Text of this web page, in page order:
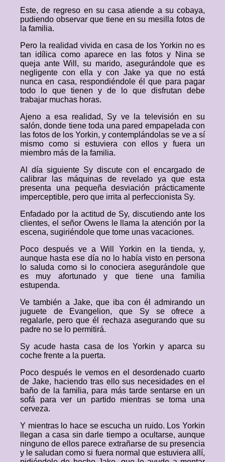
Este, de regreso en su casa atiende a su cobaya,
pudiendo observar que tiene en su mesilla fotos de
la familia.
Pero la realidad vivida en casa de los Yorkin no es
tan idílica como aparece en las fotos y Nina se
queja ante Will, su marido, asegurándole que es
negligente con ella y con Jake ya que no está
nunca en casa, respondiéndole él que para pagar
todo lo que tienen y de lo que disfrutan debe
trabajar muchas horas.
Ajeno a esa realidad, Sy ve la televisión en su
salón, donde tiene toda una pared empapelada con
las fotos de los Yorkin, y contemplándolas se ve a sí
mismo como si estuviera con ellos y fuera un
miembro más de la familia.
Al día siguiente Sy discute con el encargado de
calibrar las máquinas de revelado ya que esta
presenta una pequeña desviación prácticamente
imperceptible, pero que irrita al perfeccionista Sy.
Enfadado por la actitud de Sy, discutiendo ante los
clientes, el señor Owens le llama la atención por la
escena, sugiriéndole que tome unas vacaciones.
Poco después ve a Will Yorkin en la tienda, y,
aunque hasta ese día no lo había visto en persona
lo saluda como si lo conociera asegurándole que
es muy afortunado y que tiene una familia
estupenda.
Ve también a Jake, que iba con él admirando un
juguete de Evangelion, que Sy se ofrece a
regalarle, pero que él rechaza asegurando que su
padre no se lo permitirá.
Sy acude hasta casa de los Yorkin y aparca su
coche frente a la puerta.
Poco después le vemos en el desordenado cuarto
de Jake, haciendo tras ello sus necesidades en el
baño de la familia, para más tarde sentarse en un
sofá para ver un partido mientras se toma una
cerveza.
Y mientras lo hace se escucha un ruido. Los Yorkin
llegan a casa sin darle tiempo a ocultarse, aunque
ninguno de ellos parece extrañarse de su presencia
y le saludan como si fuera normal que estuviera allí,